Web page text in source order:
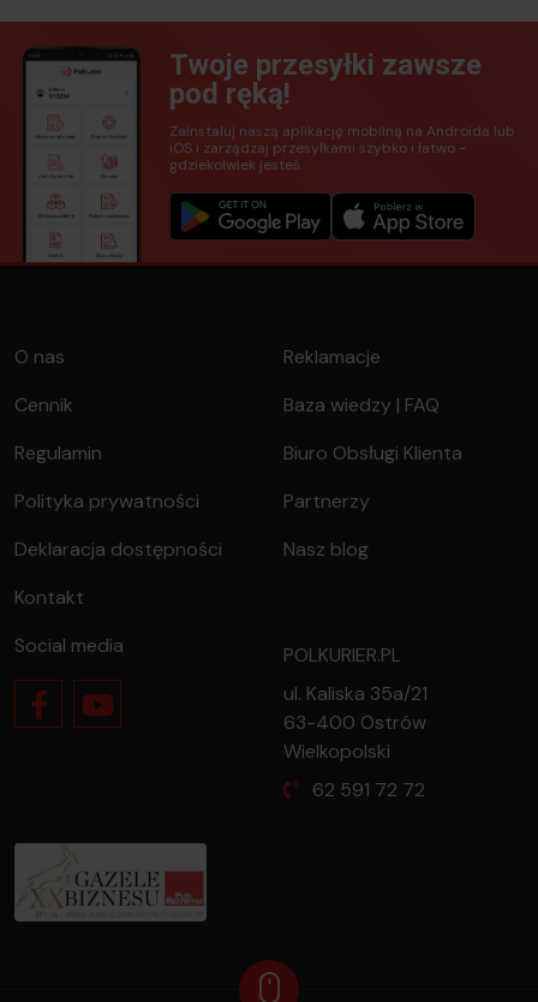
Twoje przesyłki zawsze
pod ręką!
Zainstaluj naszą aplikację mobilną na Androida lub
iOS i zarządzaj przesyłkami szybko i łatwo -
gdziekolwiek jesteś.
O nas
Cennik
Regulamin
Polityka prywatności
Deklaracja dostępności
Kontakt
Reklamacje
Baza wiedzy | FAQ
Biuro Obsługi Klienta
Partnerzy
Nasz blog
Social media
POLKURIER.PL
ul. Kaliska 35a/21
63-400 Ostrów
Wielkopolski
62 591 72 72